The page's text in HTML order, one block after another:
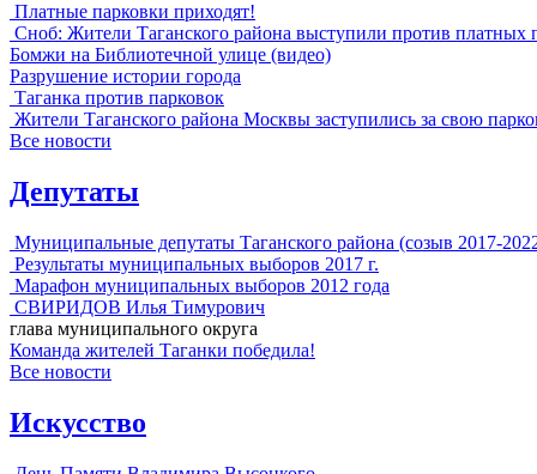
Платные парковки приходят!
Сноб: Жители Таганского района выступили против платных
Бомжи на Библиотечной улице (видео)
Разрушение истории города
Таганка против парковок
Жители Таганского района Москвы заступились за свою
Все новости
Депутаты
Муниципальные депутаты Таганского района (созыв 2017-
Результаты муниципальных выборов 2017 г.
Марафон муниципальных выборов 2012 года
СВИРИДОВ Илья Тимурович
глава муниципального округа
Команда жителей Таганки победила!
Все новости
Искусство